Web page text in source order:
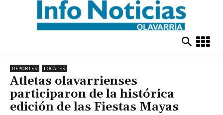
DEPORTES LOCALES
Atletas olavarrienses
participaron de la histórica
edición de las Fiestas Mayas